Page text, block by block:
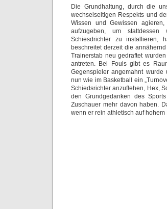
Die Grundhaltung, durch die
wechselseitigen Respekts und
Wissen und Gewissen
aufzugeben, um
Schiesdrichter zu installieren,
beschreitet derzeit die
Trainerstab neu gedraftet
antreten. Bei Fouls gibt es
Gegenspieler angemahnt
nun wie im Basketball ein
Schiedsrichter anzuflehen, Hex,
den Grundgedanken des
Zuschauer mehr davon haben.
wenn er rein athletisch auf